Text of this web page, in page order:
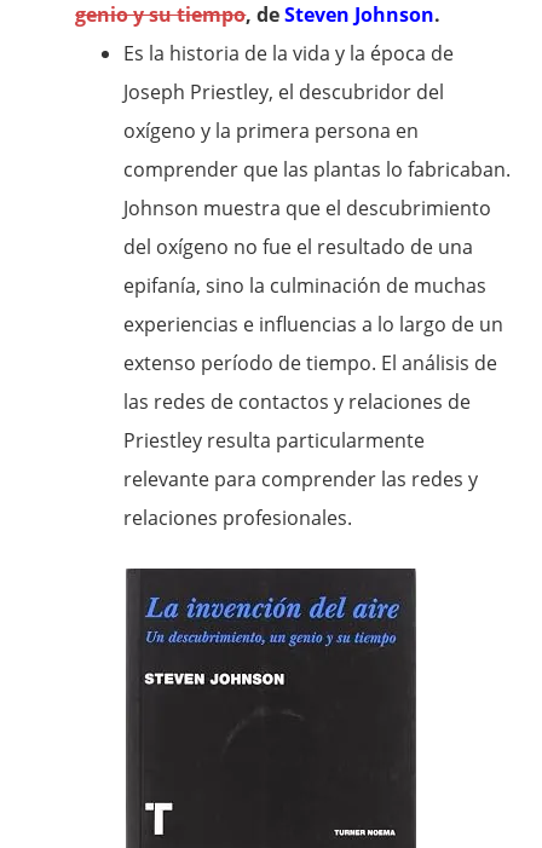
genio y su tiempo, deSteven Johnson.
Es la historia de la vida y la época de
Joseph Priestley, el descubridor del
oxígeno y la primera persona en
comprender que las plantas lo fabricaban.
Johnson muestra que el descubrimiento
del oxígeno no fue el resultado de una
epifanía, sino la culminación de muchas
experiencias e influencias a lo largo de un
extenso período de tiempo. El análisis de
las redes de contactos y relaciones de
Priestley resulta particularmente
relevante para comprender las redes y
relaciones profesionales.